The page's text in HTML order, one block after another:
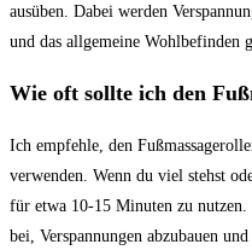
ausüben. ‍Dabei werden
und ‌das allgemeine Wohlbefinden
Wie oft‌ sollte⁢ ich den
Ich empfehle, den
verwenden. Wenn du​ viel stehst
für etwa ​10-15 Minuten zu nutzen.⁤
bei, ⁣Verspannungen abzubauen